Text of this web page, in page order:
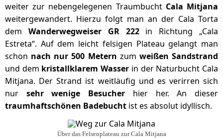
weiter zur nebengelegenen Traumbucht Cala Mitjana
weitergewandert. Hierzu folgt man an der Cala Torta
dem Wanderwegweiser GR 222in Richtung „Cala
Estreta“. Auf dem leicht felsigen Plateau gelangt man
schon nach nur 500 Metern zum weißen Sandstrand
und dem kristallklarem Wasser in der Naturbucht Cala
Mitjana. Der Strand ist weitläufig und es verirren sich
nur sehr wenige Besucher hier her. An dieser
traumhaftschönen Badebucht ist es absolut idyllisch.
Über das Felsenplateau zur Cala Mitjana